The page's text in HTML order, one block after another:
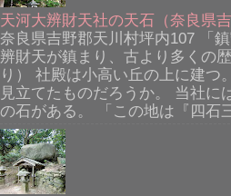
天河大辨財天社の天石（奈良県吉
奈良県吉野郡天川村坪内107 「
辨財天が鎮まり、古より多くの
り） 社殿は小高い丘の上に建つ
見立てたものだろうか。 当社に
の石がある。 「この地は『四石